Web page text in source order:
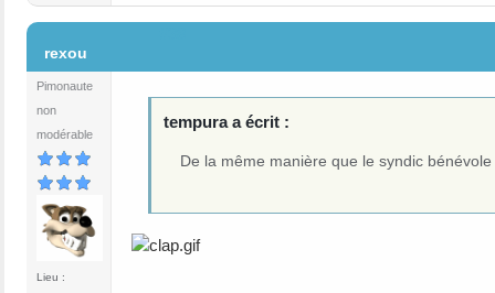
rexou
Pimonaute
non
modérable
Lieu :
tempura a écrit :
De la même manière que le syndic